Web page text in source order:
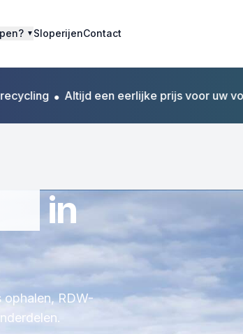
▼ SloperijenContact
• Altijd een eerlijke prijs voor uw voertuig
in
RDW-